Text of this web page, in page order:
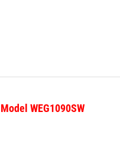
WEG1090SW